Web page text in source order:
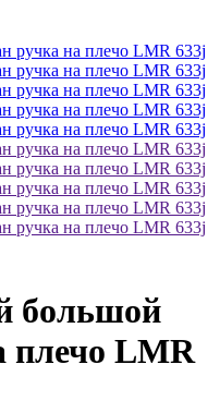
большой
плечо LMR